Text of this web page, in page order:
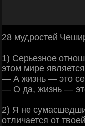
28 мудростей
1) Серьезное
этом мире
— А жизнь — это
— О да, жизнь —
2) Я не
отличается от